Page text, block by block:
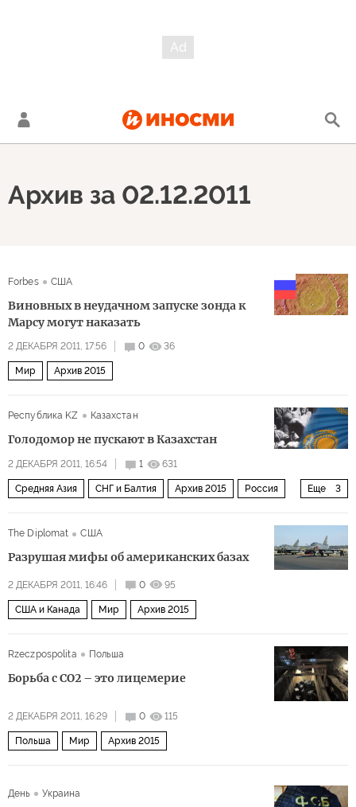
Архив за 02.12.2011
Forbes США
Виновных в неудачном запуске зонда к
Марсу могут наказать
2 ДЕКАБРЯ 2011, 17:56 0 36
Мир Архив 2015
Республика KZ Казахстан
Голодомор не пускают в Казахстан
2 ДЕКАБРЯ 2011, 16:54 1 631
Еще 3
Средняя Азия СНГ и Балтия Архив 2015 Россия
The Diplomat
США
Разрушая мифы об американских базах
2 ДЕКАБРЯ 2011, 16:46 0 95
США и Канада Мир Архив 2015
Rzeczpospolita Польша
Борьба с СО2 – это лицемерие
2 ДЕКАБРЯ 2011, 16:29 0 115
Польша Мир Архив 2015
День Украина